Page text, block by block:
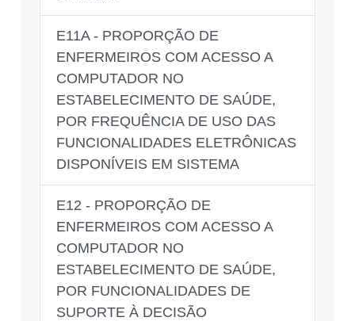
E11A - PROPORÇÃO DE
ENFERMEIROS COM ACESSO A
COMPUTADOR NO
ESTABELECIMENTO DE SAÚDE,
POR FREQUÊNCIA DE USO DAS
FUNCIONALIDADES ELETRÔNICAS
DISPONÍVEIS EM SISTEMA
E12 - PROPORÇÃO DE
ENFERMEIROS COM ACESSO A
COMPUTADOR NO
ESTABELECIMENTO DE SAÚDE,
POR FUNCIONALIDADES DE
SUPORTE À DECISÃO